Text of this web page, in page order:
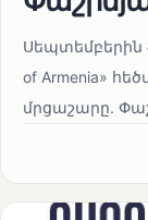
Սեպտեմբերին
of Armenia»
մրցաշարը.